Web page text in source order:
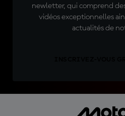
newletter, qui comprend
vidéos exceptionnelles
actualités de